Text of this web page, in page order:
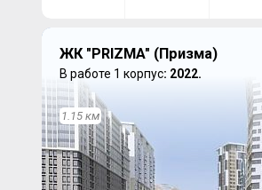
ЖК "PRIZMA" (Призма)
В работе 1 корпус: 2022.
1.15 км